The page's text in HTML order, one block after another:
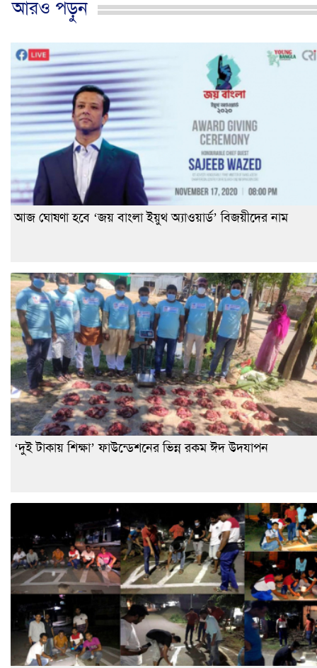
আরও পড়ুন
আজ ঘোষণা হবে ‘জয় বাংলা ইয়ুথ অ্যাওয়ার্ড’ বিজয়ীদের নাম
‘দুই টাকায় শিক্ষা’ ফাউন্ডেশনের ভিন্ন রকম ঈদ উদযাপন